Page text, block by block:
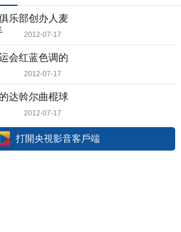
乐部创办人麦
2012-07-17
会红蓝色调的
2012-07-17
达斡尔曲棍球
2012-07-17
打開央視影音客戶端